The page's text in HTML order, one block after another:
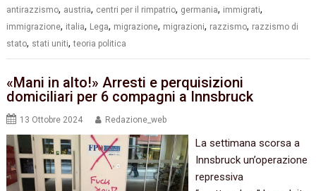
antirazzismo, austria, centri per il rimpatrio, germania, immigrati,
immigrazione, italia, Lega, migrazione, migrazioni, razzismo, razzismo di
stato, stati uniti,teoria politica
«Mani in alto!» Arresti e perquisizioni
domiciliari per 6 compagni a Innsbruck
13 Ottobre 2024 Redazione_web
La settimana scorsa a
Innsbruck un’operazione
repressiva